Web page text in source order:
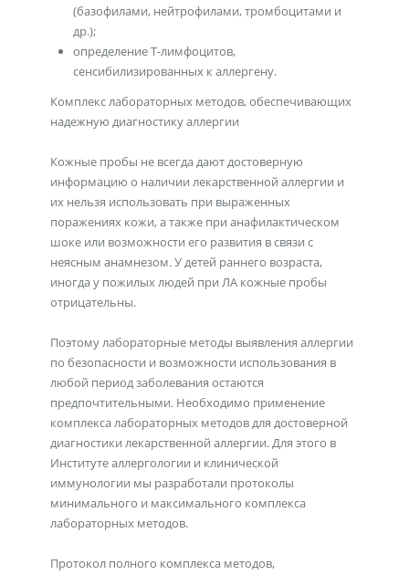
(базофилами, нейтрофилами, тромбоцитами и
др.);
определение Т-лимфоцитов,
сенсибилизированных к аллергену.
Комплекс лабораторных методов, обеспечивающих
надежную диагностику аллергии
Кожные пробы не всегда дают достоверную
информацию о наличии лекарственной аллергии и
их нельзя использовать при выраженных
поражениях кожи, а также при анафилактическом
шоке или возможности его развития в связи с
неясным анамнезом. У детей раннего возраста,
иногда у пожилых людей при ЛА кожные пробы
отрицательны.
Поэтому лабораторные методы выявления аллергии
по безопасности и возможности использования в
любой период заболевания остаются
предпочтительными. Необходимо применение
комплекса лабораторных методов для достоверной
диагностики лекарственной аллергии. Для этого в
Институте аллергологии и клинической
иммунологии мы разработали протоколы
минимального и максимального комплекса
лабораторных методов.
Протокол полного комплекса методов,